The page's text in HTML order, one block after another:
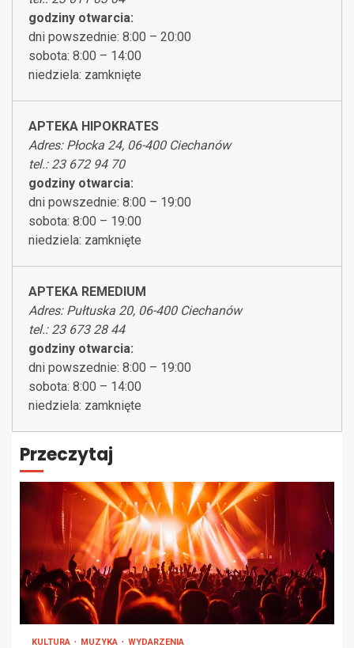
godziny otwarcia:
dni powszednie: 8:00 – 20:00
sobota: 8:00 – 14:00
niedziela: zamknięte
APTEKA HIPOKRATES
Adres: Płocka 24, 06-400 Ciechanów
tel.: 23 672 94 70
godziny otwarcia:
dni powszednie: 8:00 – 19:00
sobota: 8:00 – 19:00
niedziela: zamknięte
APTEKA REMEDIUM
Adres: Pułtuska 20, 06-400 Ciechanów
tel.: 23 673 28 44
godziny otwarcia:
dni powszednie: 8:00 – 19:00
sobota: 8:00 – 14:00
niedziela: zamknięte
Przeczytaj
KULTURA MUZYKA WYDARZENIA